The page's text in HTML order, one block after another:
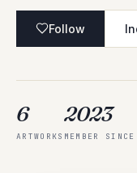
Follow
6
ARTWORKS
2023
MEMBER SINCE